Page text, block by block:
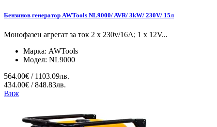
Бензинов генератор AWTools NL9000/ AVR/ 3kW/ 230V/ 15л
Монофазен агрегат за ток 2 x 230v/16A; 1 x 12V...
Марка: AWTools
Модел: NL9000
564.00€ / 1103.09лв.
434.00€ / 848.83лв.
Виж